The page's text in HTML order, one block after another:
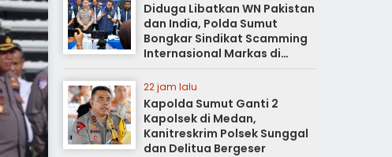
Diduga Libatkan WN Pakistan
dan India, Polda Sumut
Bongkar Sindikat Scamming
Internasional Markas di
Apartemen Podomoro
22 jam lalu
Kapolda Sumut Ganti 2
Kapolsek di Medan,
Kanitreskrim Polsek Sunggal
dan Delitua Bergeser